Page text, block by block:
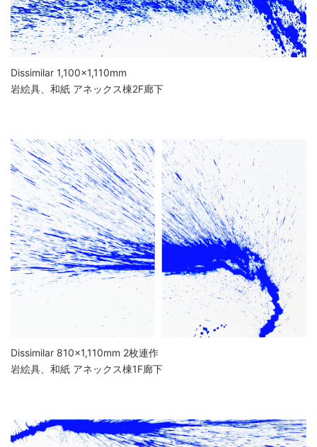
Dissimilar 1,100×1,110mm
岩絵具、和紙 アネックス棟2F廊下
Dissimilar 810×1,110mm 2枚連作
岩絵具、和紙 アネックス棟1F廊下